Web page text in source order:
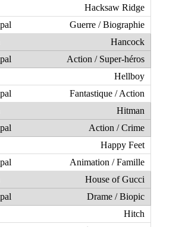
Hacksaw Ridge
Guerre / Biographie
Hancock
Action / Super-héros
Hellboy
Fantastique / Action
Hitman
Action / Crime
Happy Feet
Animation / Famille
House of Gucci
Drame / Biopic
Hitch